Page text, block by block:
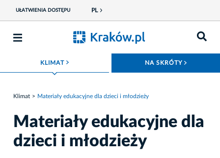
UŁATWIENIA DOSTĘPU PL
KLIMAT ROZWIŃ MENU NA SKRÓTY
Klimat Materiały edukacyjne dla dzieci i młodzieży
Materiały edukacyjne dla
dzieci i młodzieży